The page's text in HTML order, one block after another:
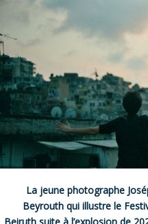
La jeune photographe
Beyrouth qui illustre le